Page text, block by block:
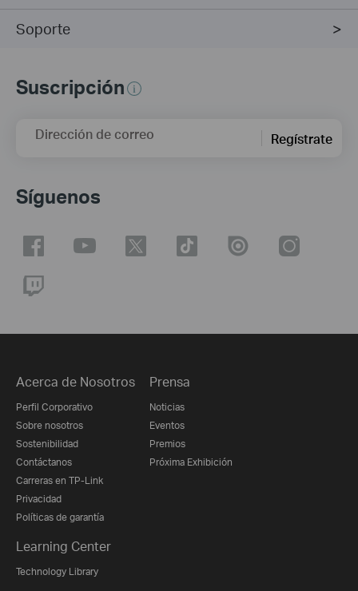
Soporte
Suscripción
Dirección de correo Regístrate
Síguenos
Acerca de Nosotros
Perfil Corporativo
Sobre nosotros
Sostenibilidad
Contáctanos
Carreras en TP-Link
Privacidad
Políticas de garantía
Prensa
Noticias
Eventos
Premios
Próxima Exhibición
Learning Center
Technology Library